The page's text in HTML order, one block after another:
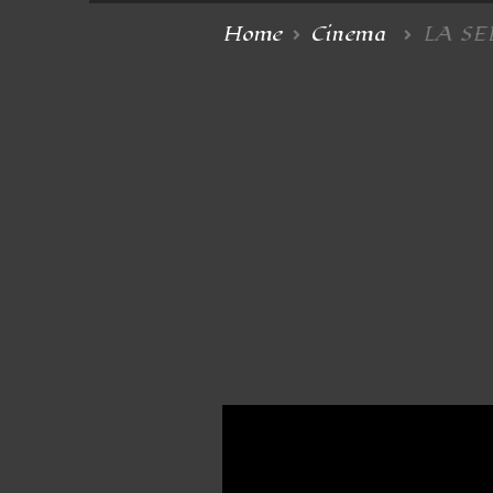
Home Cinema LA